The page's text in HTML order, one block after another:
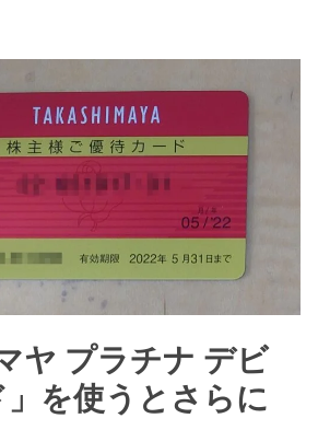
ヤ プラチナ デビ
を使うとさらに